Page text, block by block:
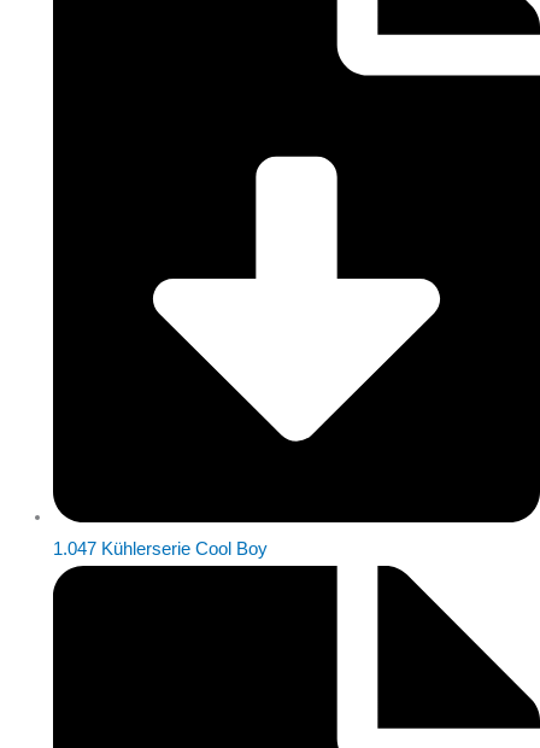
1.047 Kühlerserie Cool Boy